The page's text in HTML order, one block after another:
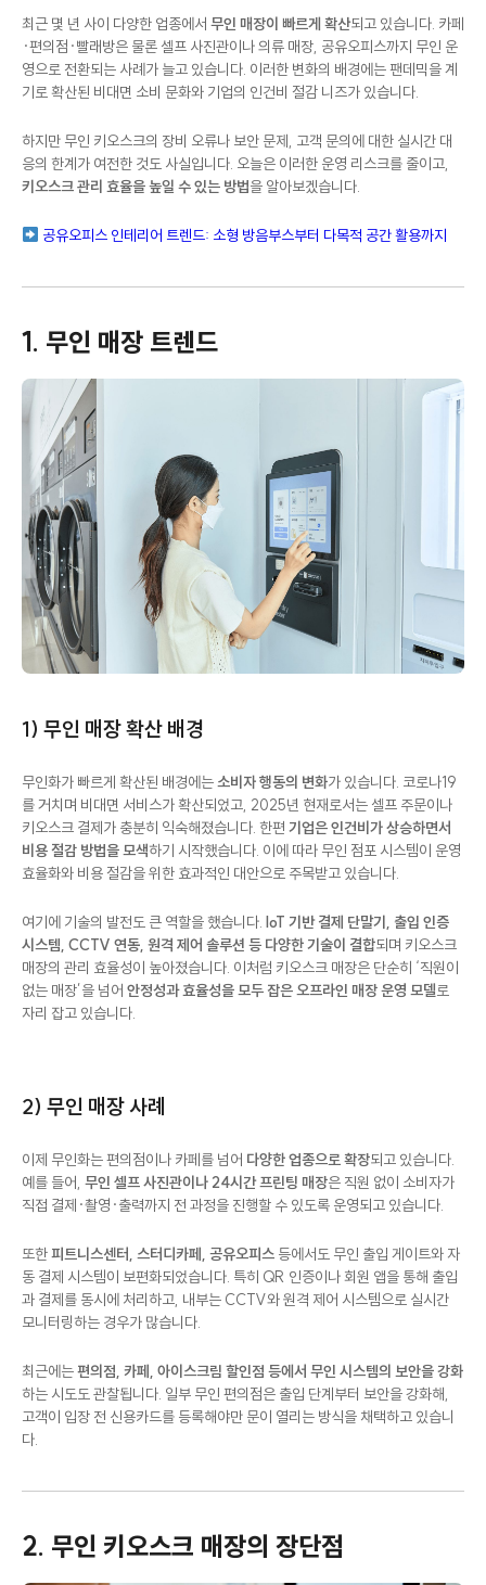
최근 몇 년 사이 다양한 업종에서 무인 매장이 빠르게 확산되고 있습니다. 카페
·편의점·빨래방은 물론 셀프 사진관이나 의류 매장, 공유오피스까지 무인 운
영으로 전환되는 사례가 늘고 있습니다. 이러한 변화의 배경에는 팬데믹을 계
기로 확산된 비대면 소비 문화와 기업의 인건비 절감 니즈가 있습니다.
하지만 무인 키오스크의 장비 오류나 보안 문제, 고객 문의에 대한 실시간 대
응의 한계가 여전한 것도 사실입니다. 오늘은 이러한 운영 리스크를 줄이고,
키오스크 관리 효율을 높일 수 있는 방법을 알아보겠습니다.
공유오피스 인테리어 트렌드: 소형 방음부스부터 다목적 공간 활용까지
1. 무인 매장 트렌드
1) 무인 매장 확산 배경
무인화가 빠르게 확산된 배경에는소비자 행동의 변화가 있습니다. 코로나19
를 거치며 비대면 서비스가 확산되었고, 2025년 현재로서는 셀프 주문이나
키오스크 결제가 충분히 익숙해졌습니다. 한편 기업은 인건비가 상승하면서
비용 절감 방법을 모색하기 시작했습니다. 이에 따라 무인 점포 시스템이 운영
효율화와 비용 절감을 위한 효과적인 대안으로 주목받고 있습니다.
여기에 기술의 발전도 큰 역할을 했습니다. IoT 기반 결제 단말기, 출입 인증
시스템, CCTV 연동, 원격 제어 솔루션 등 다양한 기술이 결합되며 키오스크
매장의 관리 효율성이 높아졌습니다. 이처럼 키오스크 매장은 단순히 ‘직원이
없는 매장’을 넘어 안정성과 효율성을 모두 잡은 오프라인 매장 운영 모델로
자리 잡고 있습니다.
2) 무인 매장 사례
이제 무인화는 편의점이나 카페를 넘어 다양한 업종으로 확장되고 있습니다.
예를 들어, 무인 셀프 사진관이나 24시간 프린팅 매장은 직원 없이 소비자가
직접 결제·촬영·출력까지 전 과정을 진행할 수 있도록 운영되고 있습니다.
또한피트니스센터, 스터디카페, 공유오피스 등에서도 무인 출입 게이트와 자
동 결제 시스템이 보편화되었습니다. 특히 QR 인증이나 회원 앱을 통해 출입
과 결제를 동시에 처리하고, 내부는 CCTV와 원격 제어 시스템으로 실시간
모니터링하는 경우가 많습니다.
최근에는편의점, 카페, 아이스크림 할인점 등에서 무인 시스템의 보안을 강화
하는 시도도 관찰됩니다. 일부 무인 편의점은 출입 단계부터 보안을 강화해,
고객이 입장 전 신용카드를 등록해야만 문이 열리는 방식을 채택하고 있습니
다.
2. 무인 키오스크 매장의 장단점